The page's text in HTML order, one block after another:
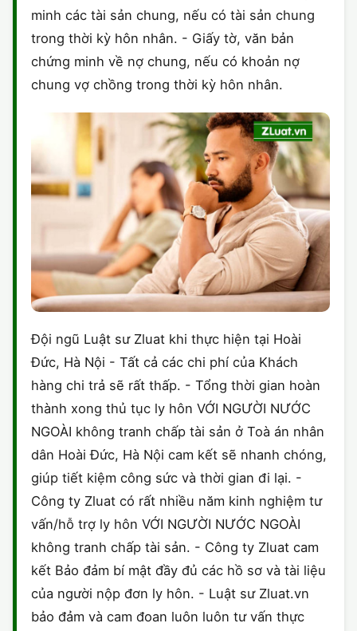
minh các tài sản chung, nếu có tài sản chung
trong thời kỳ hôn nhân. - Giấy tờ, văn bản
chứng minh về nợ chung, nếu có khoản nợ
chung vợ chồng trong thời kỳ hôn nhân.
Đội ngũ Luật sư Zluat khi thực hiện tại Hoài
Đức, Hà Nội - Tất cả các chi phí của Khách
hàng chi trả sẽ rất thấp. - Tổng thời gian hoàn
thành xong thủ tục ly hôn VỚI NGƯỜI NƯỚC
NGOÀI không tranh chấp tài sản ở Toà án nhân
dân Hoài Đức, Hà Nội cam kết sẽ nhanh chóng,
giúp tiết kiệm công sức và thời gian đi lại. -
Công ty Zluat có rất nhiều năm kinh nghiệm tư
vấn/hỗ trợ ly hôn VỚI NGƯỜI NƯỚC NGOÀI
không tranh chấp tài sản. - Công ty Zluat cam
kết Bảo đảm bí mật đầy đủ các hồ sơ và tài liệu
của người nộp đơn ly hôn. - Luật sư Zluat.vn
bảo đảm và cam đoan luôn luôn tư vấn thực